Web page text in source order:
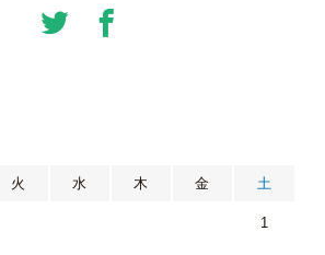
火 水 木 金 土
1